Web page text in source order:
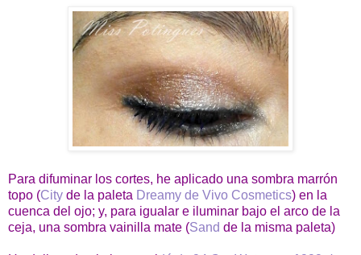
Para difuminar los cortes, he aplicado una sombra marrón
topo (City de la paleta Dreamy de Vivo Cosmetics) en la
cuenca del ojo; y, para igualar e iluminar bajo el arco de la
ceja, una sombra vainilla mate (Sand de la misma paleta)